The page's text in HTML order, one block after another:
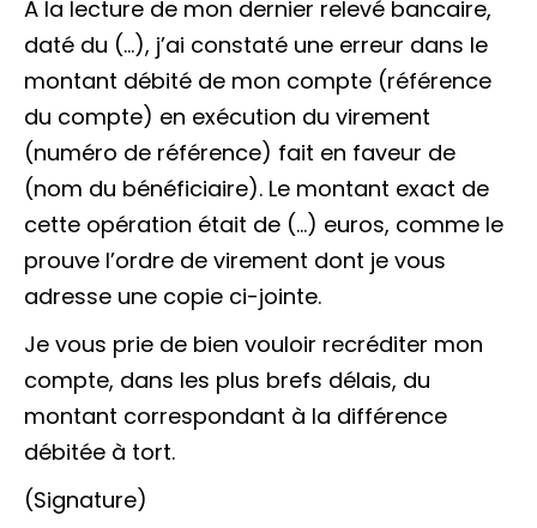
À la lecture de mon dernier relevé bancaire,
daté du (…), j’ai constaté une erreur dans le
montant débité de mon compte (référence
du compte) en exécution du virement
(numéro de référence) fait en faveur de
(nom du bénéficiaire). Le montant exact de
cette opération était de (…) euros, comme le
prouve l’ordre de virement dont je vous
adresse une copie ci-jointe.
Je vous prie de bien vouloir recréditer mon
compte, dans les plus brefs délais, du
montant correspondant à la différence
débitée à tort.
(Signature)